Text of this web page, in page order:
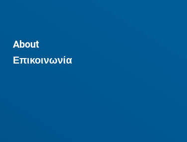
About
Επικοινωνία